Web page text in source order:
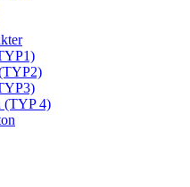
(TYP 4)